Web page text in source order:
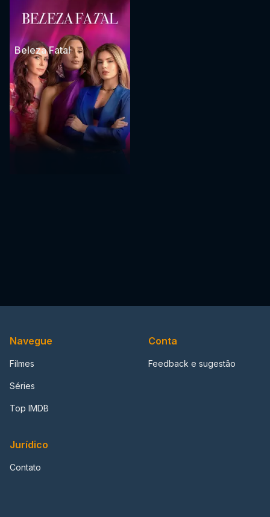
Beleza Fatal
Navegue
Filmes
Séries
Top IMDB
Conta
Feedback e sugestão
Jurídico
Contato